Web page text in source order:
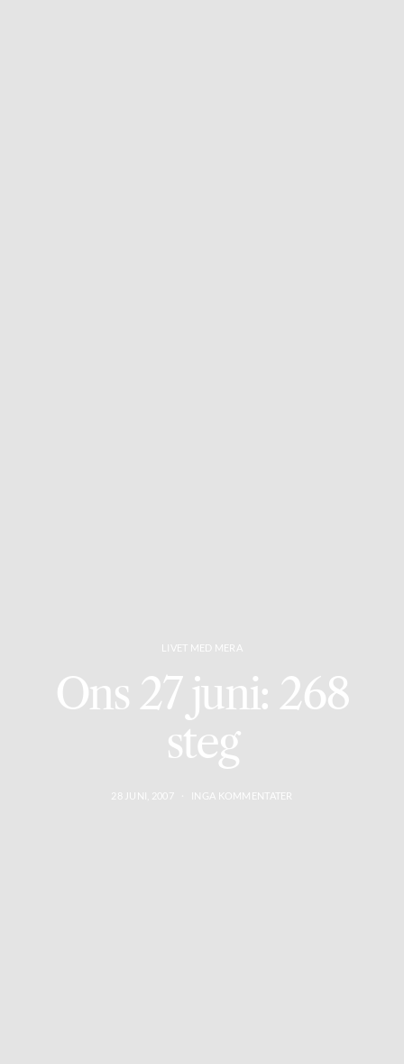
LIVET MED MERA
Ons 27 juni: 268
steg
28 JUNI, 2007 INGA KOMMENTATER